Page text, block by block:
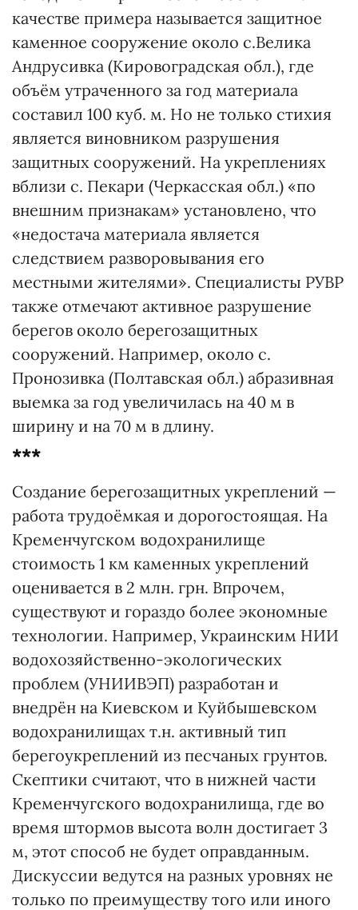
качестве примера называется защитное
каменное сооружение около с.Велика
Андрусивка (Кировоградская обл.), где
объём утраченного за год материала
составил 100 куб. м. Но не только стихия
является виновником разрушения
защитных сооружений. На укреплениях
вблизи с. Пекари (Черкасская обл.) «по
внешним признакам» установлено, что
«недостача материала является
следствием разворовывания его
местными жителями». Специалисты РУВР
также отмечают активное разрушение
берегов около берегозащитных
сооружений. Например, около с.
Пронозивка (Полтавская обл.) абразивная
выемка за год увеличилась на 40 м в
ширину и на 70 м в длину.
***
Создание берегозащитных укреплений —
работа трудоёмкая и дорогостоящая. На
Кременчугском водохранилище
стоимость 1 км каменных укреплений
оценивается в 2 млн. грн. Впрочем,
существуют и гораздо более экономные
технологии. Например, Украинским НИИ
водохозяйственно-экологических
проблем (УНИИВЭП) разработан и
внедрён на Киевском и Куйбышевском
водохранилищах т.н. активный тип
берегоукреплений из песчаных грунтов.
Скептики считают, что в нижней части
Кременчугского водохранилища, где во
время штормов высота волн достигает 3
м, этот способ не будет оправданным.
Дискуссии ведутся на разных уровнях не
только по преимуществу того или иного